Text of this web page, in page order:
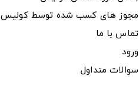
مجوز های کسب شده توسط کولیس
تماس با ما
ورود
سوالات متداول